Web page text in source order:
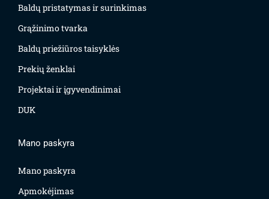
Baldų pristatymas ir surinkimas
Grąžinimo tvarka
Baldų priežiūros taisyklės
Prekių ženklai
Projektai ir įgyvendinimai
DUK
Mano paskyra
Mano paskyra
Apmokėjimas